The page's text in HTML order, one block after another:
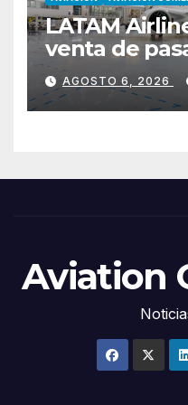
LATAM
venta de
nuevos
anuncia la
red
AGOSTO 6, 2026
Aviation